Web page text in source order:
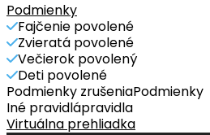
Podmienky
Fajčenie povolené
Zvieratá povolené
Večierok povolený
Deti povolené
Podmienky zrušeniaPodmienky
Iné pravidlápravidla
Virtuálna prehliadka